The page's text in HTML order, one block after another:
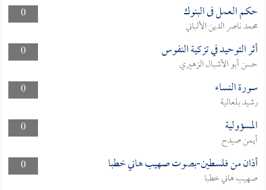
0
حكم العمل فى البنوك
محمد ناصر الدين الألباني
0
أثر التوحيد في تزكية النفوس
حسن أبو الأشبال الزهيري
0
سورة النساء
رشيد بلعالية
0
المسؤولية
أيمن صيدح
0
أذان من فلسطين-بصوت صهيب هاني خطبا
صهيب هاني خطبا